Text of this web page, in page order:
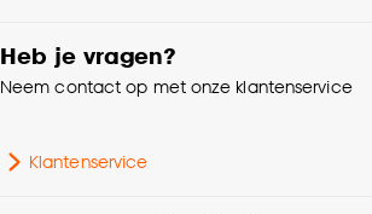
kan aanpassen, bekijk hiervoor onze
cookieverklaring
1.3 CM
Heb je vragen?
Neem contact op met onze klantenservice
Klantenservice